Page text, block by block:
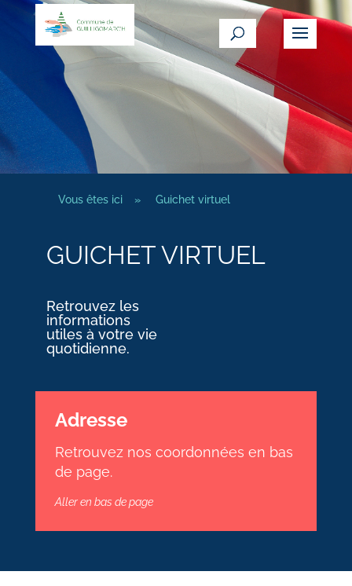
Vous êtes ici » Guichet virtuel
GUICHET VIRTUEL
Retrouvez les
informations
utiles à votre vie
quotidienne.
Adresse
Retrouvez nos coordonnées en bas
de page.
Aller en bas de page